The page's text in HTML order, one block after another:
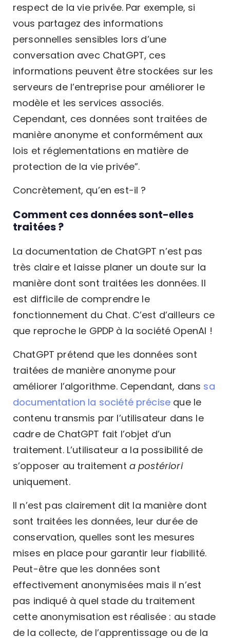
respect de la vie privée. Par exemple, si
vous partagez des informations
personnelles sensibles lors d’une
conversation avec ChatGPT, ces
informations peuvent être stockées sur les
serveurs de l’entreprise pour améliorer le
modèle et les services associés.
Cependant, ces données sont traitées de
manière anonyme et conformément aux
lois et réglementations en matière de
protection de la vie privée”.
Concrètement, qu’en est-il ?
Comment ces données sont-elles
traitées ?
La documentation de ChatGPT n’est pas
très claire et laisse planer un doute sur la
manière dont sont traitées les données. Il
est difficile de comprendre le
fonctionnement du Chat. C’est d’ailleurs ce
que reproche le GPDP à la société OpenAI !
ChatGPT prétend que les données sont
traitées de manière anonyme pour
améliorer l’algorithme. Cependant, dans sa
documentation la société précise que le
contenu transmis par l’utilisateur dans le
cadre de ChatGPT fait l’objet d’un
traitement. L’utilisateur a la possibilité de
s’opposer au traitement a postériori
uniquement.
Il n’est pas clairement dit la manière dont
sont traitées les données, leur durée de
conservation, quelles sont les mesures
mises en place pour garantir leur fiabilité.
Peut-être que les données sont
effectivement anonymisées mais il n’est
pas indiqué à quel stade du traitement
cette anonymisation est réalisée : au stade
de la collecte, de l’apprentissage ou de la